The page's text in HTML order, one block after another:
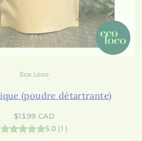
Eco Loco
(poudre détartrante)
Prix
habituel
$13.99 CAD
5.0 (1 )